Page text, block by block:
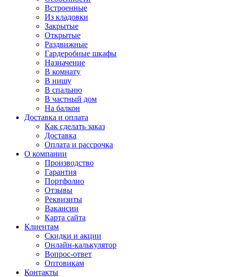
Встроенные
Из кладовки
Закрытые
Открытые
Раздвижные
Гардеробные шкафы
Назначение
В комнату
В нишу
В спальню
В частный дом
На балкон
Доставка и оплата
Как сделать заказ
Доставка
Оплата и рассрочка
О компании
Производство
Гарантия
Портфолио
Отзывы
Реквизиты
Вакансии
Карта сайта
Клиентам
Скидки и акции
Онлайн-калькулятор
Вопрос-ответ
Оптовикам
Контакты